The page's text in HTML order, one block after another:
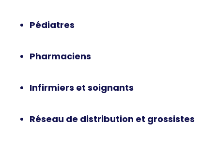
Pédiatres
Pharmaciens
Infirmiers et soignants
Réseau de distribution et grossistes